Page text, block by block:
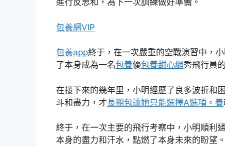
進行反思和，為下一次訓練做好準備。
包養網VIP
包養app終于，在一次嚴重的空戰演習中，
了本身成為一名包養優包養甜心網秀飛行員
在接下來的幾年里，小明經歷了良多波折和
斗和盡力，才長期包讓她只能選擇A選項。養
終于，在一次主要的飛行考察中，小明順利
本身的盡力和汗水，點燃了本身未來的盼望。